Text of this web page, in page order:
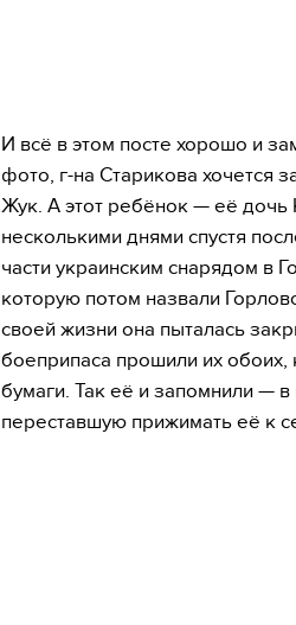
И всё в этом посте хорошо и
фото, г-на Старикова хочется
Жук. А этот ребёнок — её дочь
несколькими днями спустя
части украинским снарядом в
которую потом назвали
своей жизни она пыталась
боеприпаса прошили их обоих,
бумаги. Так её и запомнили —
переставшую прижимать её к